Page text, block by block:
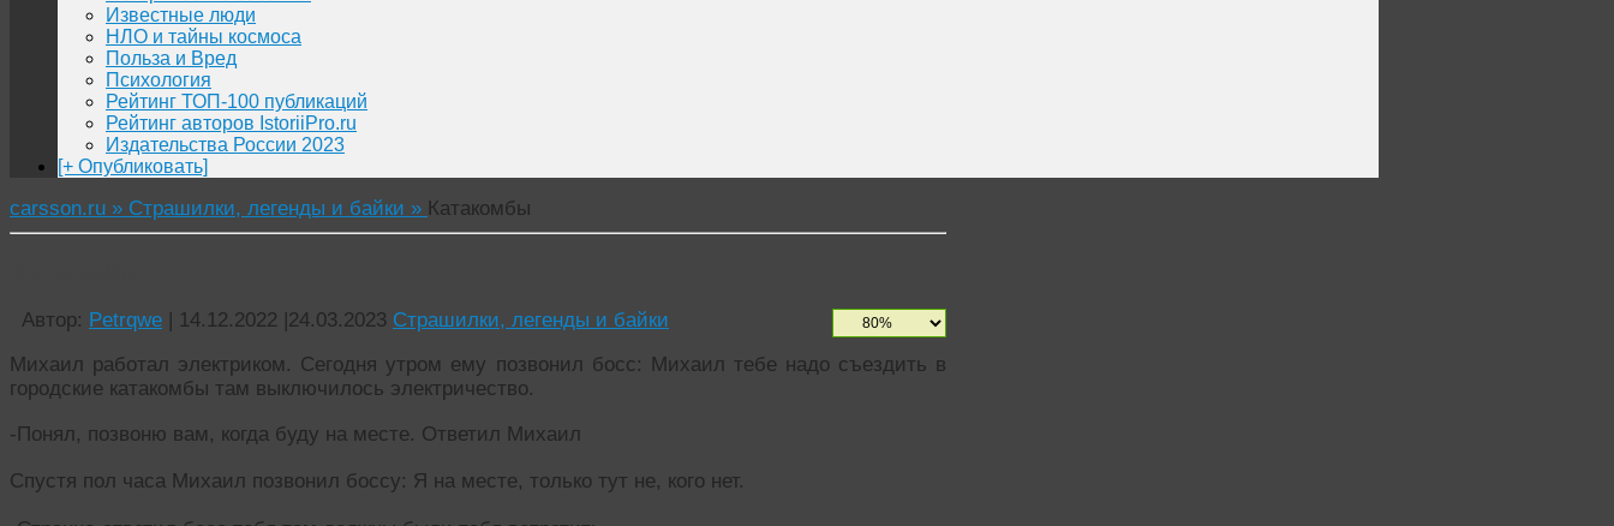
Известные люди
НЛО и тайны космоса
Польза и Вред
Психология
Рейтинг ТОП-100 публикаций
Рейтинг авторов IstoriiPro.ru
Издательства России 2023
[+ Опубликовать]
carsson.ru » Страшилки, легенды и байки » Катакомбы
Автор: Petrqwe | 14.12.2022 |24.03.2023 Страшилки, легенды и байки
Михаил работал электриком. Сегодня утром ему позвонил босс: Михаил тебе надо съездить в
городские катакомбы там выключилось электричество.
-Понял, позвоню вам, когда буду на месте. Ответил Михаил
Спустя пол часа Михаил позвонил боссу: Я на месте, только тут не, кого нет.